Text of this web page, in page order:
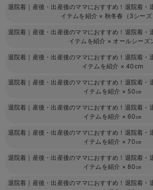
退院着｜産後・出産後のママにおすすめ！退院着・
イテムを紹介 × 秋冬春（3シーズ
退院着｜産後・出産後のママにおすすめ！退院着・
イテムを紹介 × オールシーズ
退院着｜産後・出産後のママにおすすめ！退院着・
イテムを紹介 ×40cm
退院着｜産後・出産後のママにおすすめ！退院着・
イテムを紹介 × 50㎝
退院着｜産後・出産後のママにおすすめ！退院着・
イテムを紹介 × 60㎝
退院着｜産後・出産後のママにおすすめ！退院着・
イテムを紹介 ×70㎝
退院着｜産後・出産後のママにおすすめ！退院着・
イテムを紹介 × 80㎝
退院着｜産後・出産後のママにおすすめ！退院着・